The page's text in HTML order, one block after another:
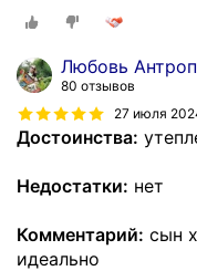
Любовь
80 отзывов
27 июля
Достоинства:
Недостатки: нет
Комментарий: сын
идеально